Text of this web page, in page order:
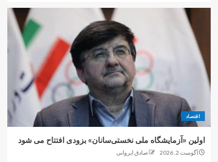
اقتصاد
اولین «آزمایشگاه ملی نخستی‌سانان» بزودی افتتاح می شود
آگوست 2, 2026 صادق ایروانی